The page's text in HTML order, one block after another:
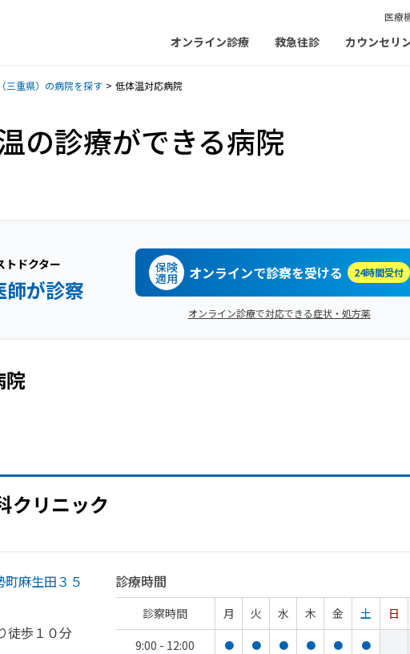
医療
オンライン診療 救急往診 カウンセリ
三重県）の病院を探す 低体温対応病院
の診療ができる病院
トドクター
師が診察
保険
適用 オンラインで診察を受ける 24時間受付
オンライン診療で対応できる症状・処方薬
院
クリニック
麻生田３５
徒歩１０分
診療時間
診察時間 月 火 水 木 金 土
日
9:00 - 12:00
● ● ● ● ● ●